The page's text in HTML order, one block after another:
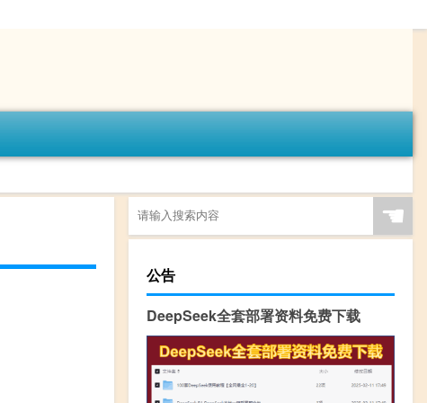
☚
公告
DeepSeek全套部署资料免费下载